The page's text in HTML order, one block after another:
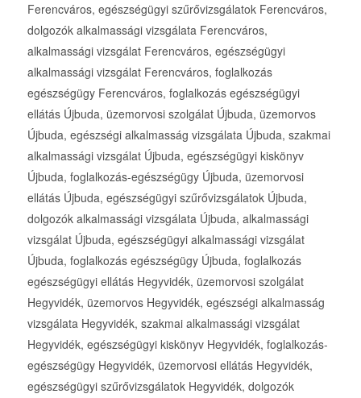
Ferencváros, egészségügyi szűrővizsgálatok Ferencváros,
dolgozók alkalmassági vizsgálata Ferencváros,
alkalmassági vizsgálat Ferencváros, egészségügyi
alkalmassági vizsgálat Ferencváros, foglalkozás
egészségügy Ferencváros, foglalkozás egészségügyi
ellátás Újbuda, üzemorvosi szolgálat Újbuda, üzemorvos
Újbuda, egészségi alkalmasság vizsgálata Újbuda, szakmai
alkalmassági vizsgálat Újbuda, egészségügyi kiskönyv
Újbuda, foglalkozás-egészségügy Újbuda, üzemorvosi
ellátás Újbuda, egészségügyi szűrővizsgálatok Újbuda,
dolgozók alkalmassági vizsgálata Újbuda, alkalmassági
vizsgálat Újbuda, egészségügyi alkalmassági vizsgálat
Újbuda, foglalkozás egészségügy Újbuda, foglalkozás
egészségügyi ellátás Hegyvidék, üzemorvosi szolgálat
Hegyvidék, üzemorvos Hegyvidék, egészségi alkalmasság
vizsgálata Hegyvidék, szakmai alkalmassági vizsgálat
Hegyvidék, egészségügyi kiskönyv Hegyvidék, foglalkozás-
egészségügy Hegyvidék, üzemorvosi ellátás Hegyvidék,
egészségügyi szűrővizsgálatok Hegyvidék, dolgozók